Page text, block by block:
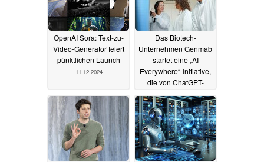
OpenAI Sora: Text-zu-
Video-Generator feiert
pünktlichen Launch
11.12.2024
Das Biotech-
Unternehmen Genmab
startet eine „AI
Everywhere“-Initiative,
die von ChatGPT-
wird20.09.2024